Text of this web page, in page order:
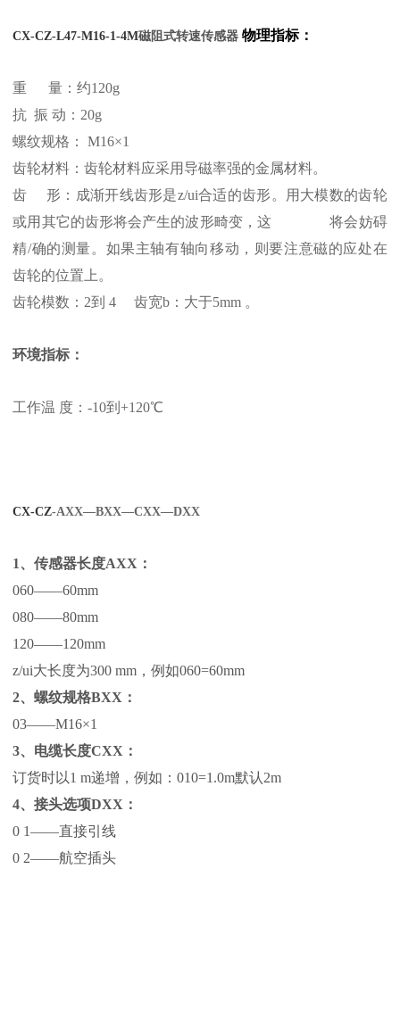
CX-CZ-L47-M16-1-4M磁阻式转速传感器 物理指标：
重 量：约120g
抗 振 动：20g
螺纹规格： M16×1
齿轮材料：齿轮材料应采用导磁率强的金属材料。
齿 形：成渐开线齿形是z/ui合适的齿形。用大模数的齿轮
或用其它的齿形将会产生的波形畸变，这 将会妨碍
精/确的测量。如果主轴有轴向移动，则要注意磁的应处在
齿轮的位置上。
齿轮模数：2到 4 齿宽b：大于5mm 。
环境指标：
工作温 度：-10到+120℃
CX-CZ-AXX—BXX—CXX—DXX
1、传感器长度AXX：
060——60mm
080——80mm
120——120mm
z/ui大长度为300 mm，例如060=60mm
2、螺纹规格BXX：
03——M16×1
3、电缆长度CXX：
订货时以1 m递增，例如：010=1.0m默认2m
4、接头选项DXX：
0 1——直接引线
0 2——航空插头